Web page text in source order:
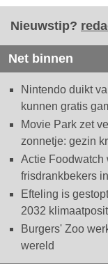
Nieuwstip?
Net binnen
Nintendo duikt
kunnen gratis
Movie Park zet
zonnetje: gezin
Actie Foodwatch
frisdrankbekers
Efteling is
2032
Burgers' Zoo
wereld